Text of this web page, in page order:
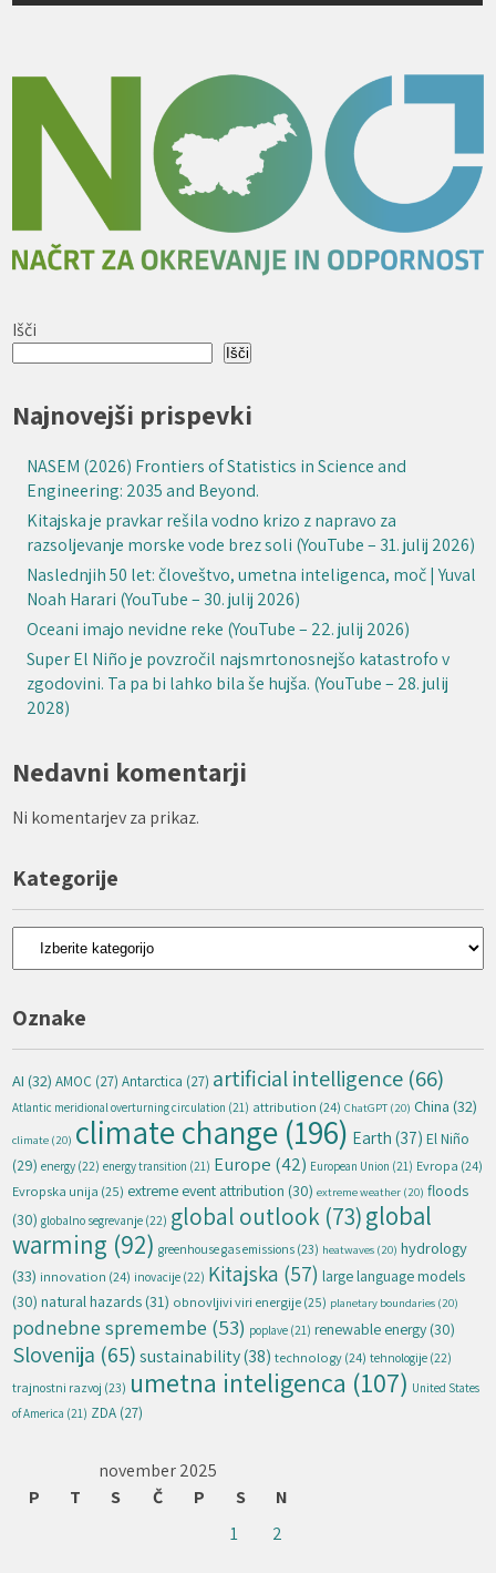
Išči
Išči
Najnovejši prispevki
NASEM (2026) Frontiers of Statistics in Science and
Engineering: 2035 and Beyond.
Kitajska je pravkar rešila vodno krizo z napravo za
razsoljevanje morske vode brez soli (YouTube – 31. julij 2026)
Naslednjih 50 let: človeštvo, umetna inteligenca, moč | Yuval
Noah Harari (YouTube – 30. julij 2026)
Oceani imajo nevidne reke (YouTube – 22. julij 2026)
Super El Niño je povzročil najsmrtonosnejšo katastrofo v
zgodovini. Ta pa bi lahko bila še hujša. (YouTube – 28. julij
2028)
Nedavni komentarji
Ni komentarjev za prikaz.
Kategorije
Kategorije
Oznake
AI (32) AMOC (27) Antarctica (27) artificial intelligence (66)
Atlantic meridional overturning circulation (21) attribution (24) ChatGPT (20) China (32)
climate (20) climate change (196) Earth (37) El Niño
(29) energy (22) energy transition (21) Europe (42) European Union (21) Evropa (24)
Evropska unija (25) extreme event attribution (30) extreme weather (20) floods
(30) globalno segrevanje (22) global outlook (73)global
warming (92) greenhouse gas emissions (23) heatwaves (20) hydrology
(33) innovation (24) inovacije (22) Kitajska (57) large language models
(30) natural hazards (31) obnovljivi viri energije(25) planetary boundaries (20)
podnebne spremembe (53) poplave (21) renewable energy (30)
Slovenija (65) sustainability(38) technology(24) tehnologije (22)
trajnostni razvoj (23) umetna inteligenca (107) United States
of America (21) ZDA (27)
november 2025
P
T S Č P S
N
1
2